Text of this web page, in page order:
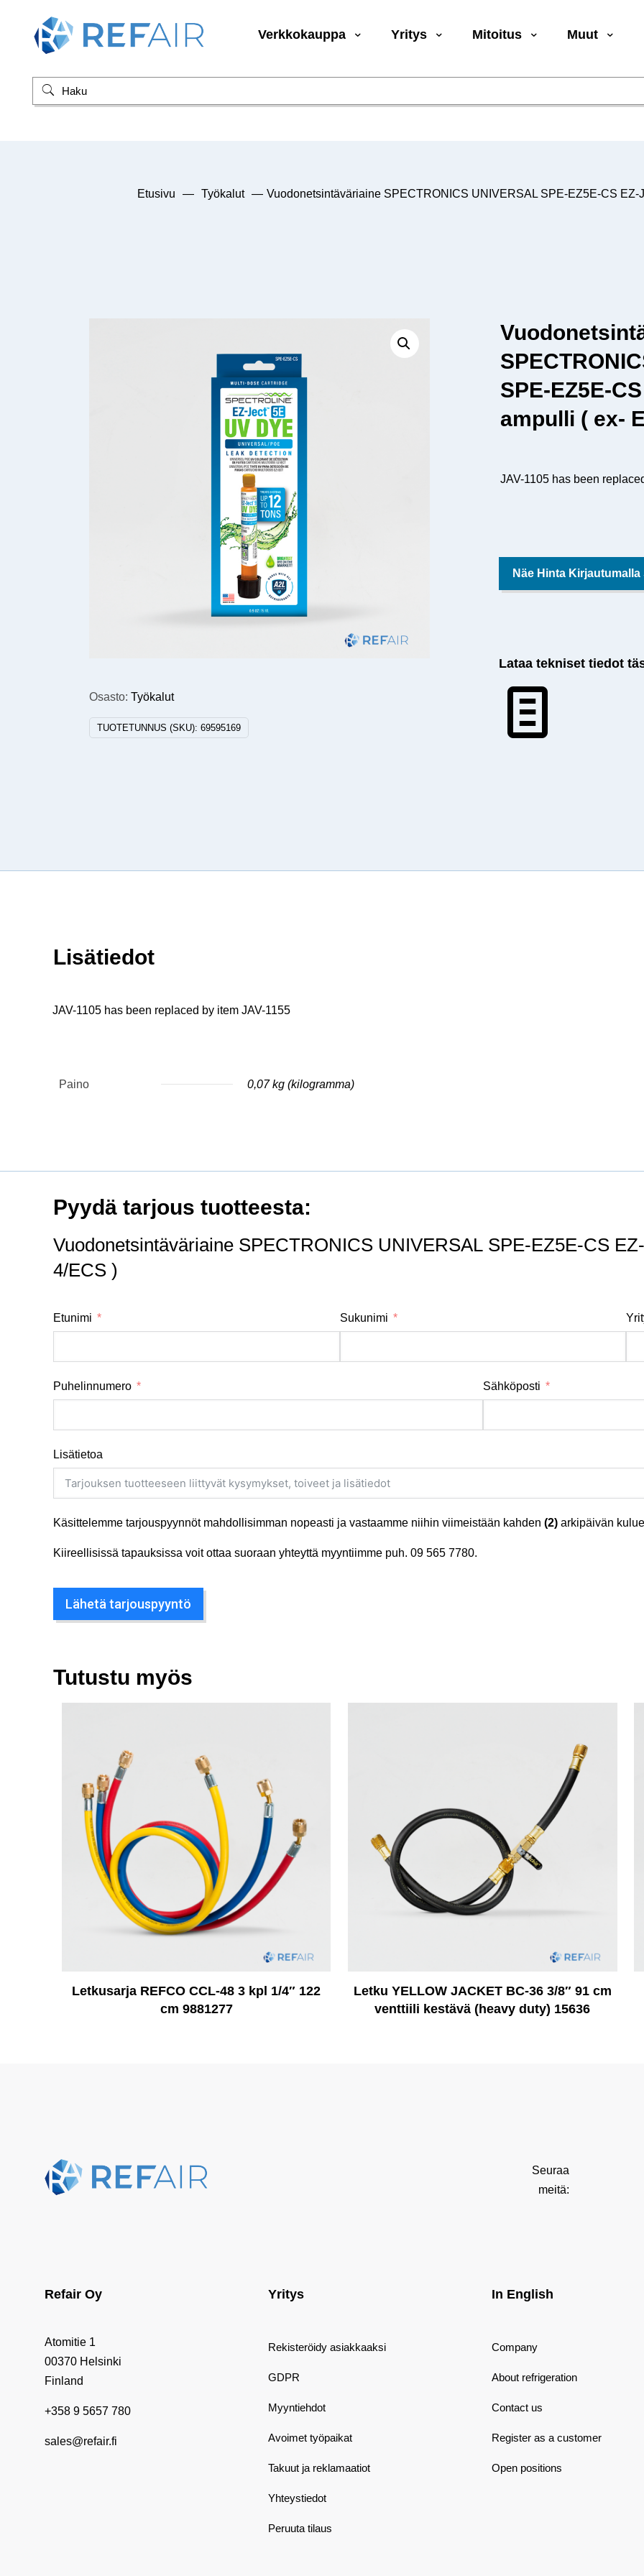
Verkkokauppa Yritys Mitoitus Muut
Etusivu — Työkalut — Vuodonetsintäväriaine SPECTRONICS UNIVERSAL SPE-EZ5E-CS
Osasto:Työkalut
TUOTETUNNUS (SKU):69595169
SPE-EZ5E-
ampulli ( ex-
JAV-1105 has been
Näe Hinta Kirjautumalla
Lataa tekniset tiedot
Lisätiedot
JAV-1105 has been replaced by item JAV-1155
Paino 0,07 kg (kilogramma)
Pyydä tarjous tuotteesta:
Vuodonetsintäväriaine SPECTRONICS UNIVERSAL SPE-EZ5E-CS
4/ECS )
Etunimi Sukunimi
Puhelinnumero Sähköposti
Lisätietoa
Käsittelemme tarjouspyynnöt mahdollisimman nopeasti ja vastaamme niihin viimeistään kahden (2) arkipäivän
Kiireellisissä tapauksissa voit ottaa suoraan yhteyttä myyntiimme puh. 09 565 7780.
Lähetä tarjouspyyntö
Tutustu myös
Letkusarja REFCO CCL-48 3 kpl 1/4″ 122
cm 9881277
Letku YELLOW JACKET BC-36 3/8″ 91 cm
venttiili kestävä (heavy duty) 15636
Seuraa
meitä:
Refair Oy
Atomitie 1
00370 Helsinki
Finland
+358 9 5657 780
sales@refair.fi
Yritys
Rekisteröidy asiakkaaksi
GDPR
Myyntiehdot
Avoimet työpaikat
Takuut ja reklamaatiot
Yhteystiedot
Peruuta tilaus
In English
Company
About refrigeration
Contact us
Register as a customer
Open positions